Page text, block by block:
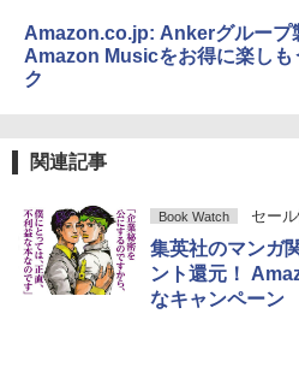
Amazon.co.jp: Ankerグループ
Amazon Musicをお得に楽しも
ク
関連記事
Book Watch セー
集英社のマンガ
ント還元！
なキャンペーン